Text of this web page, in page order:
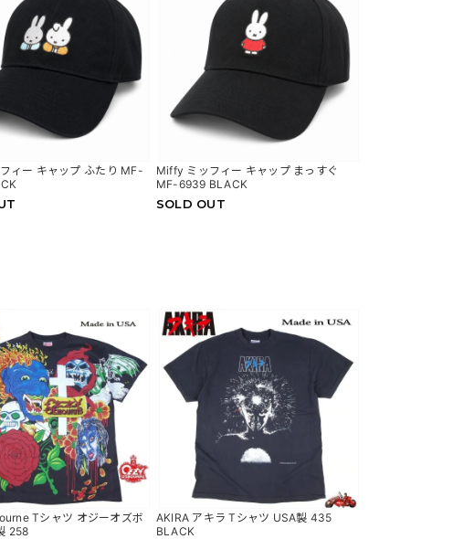
ィー キャップ ふたり MF-
Miffy ミッフィー キャップ まっすぐ
MF-6939 BLACK
SOLD OUT
Tシャツ オジーオズボ
258
AKIRA アキラ Tシャツ USA製 435
BLACK